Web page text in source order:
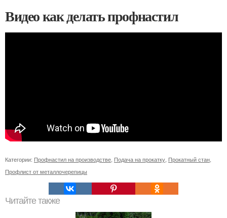
Видео как делать профнастил
Категории: Профнастил на производстве Подача на прокатку Прокатный стан
Профлист от металлочерепицы
Читайте также